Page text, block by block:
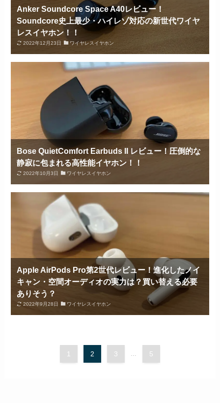
Anker Soundcore Space A40レビュー！
Soundcore史上最少・ハイレゾ対応の新世代ワイヤ
レスイヤホン！！
2022年12月23日 ワイヤレスイヤホン
Bose QuietComfort Earbuds II レビュー！圧倒的な
静寂に包まれる高性能イヤホン！！
2022年10月3日 ワイヤレスイヤホン
Apple AirPods Pro第2世代レビュー！進化したノイ
キャン・空間オーディオの実力は？買い替える必要
ありそう？
2022年9月28日 ワイヤレスイヤホン
1 2 3 5